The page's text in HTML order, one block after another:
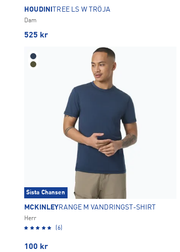
HOUDINITREE LS W TRÖJA
Dam
525 kr
Sista Chansen
MCKINLEYRANGE M VANDRINGST-SHIRT
Herr
(6)
100 kr